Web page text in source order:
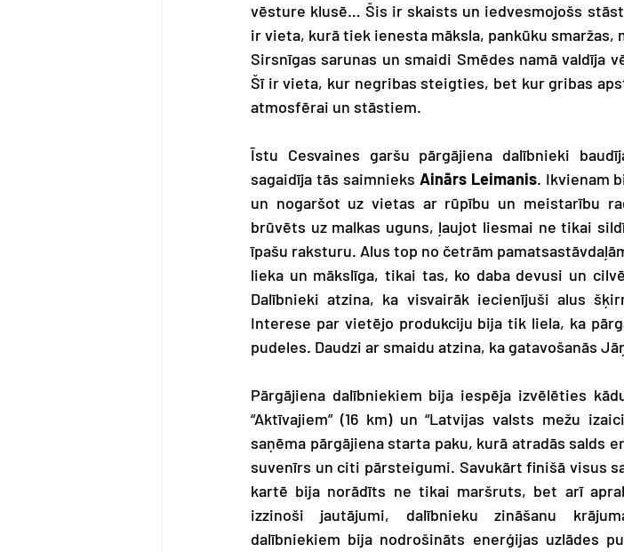
vēsture klusē… Šis ir skaists un iedvesmojošs
ir vieta, kurā tiek ienesta māksla, pankūku
Sirsnīgas sarunas un smaidi Smēdes namā valdīja
Šī ir vieta, kur negribas steigties, bet kur gribas
atmosfērai un stāstiem.
Īstu Cesvaines garšu pārgājiena dalībnieki
sagaidīja tās saimnieks Ainārs Leimanis. Ikvienam
un nogaršot uz vietas ar rūpību un meistarību
brūvēts uz malkas uguns, ļaujot liesmai ne tikai
īpašu raksturu. Alus top no četrām
lieka un mākslīga, tikai tas, ko daba devusi un
Dalībnieki atzina, ka visvairāk iecienījuši alus
Interese par vietējo produkciju bija tik liela, ka
pudeles. Daudzi ar smaidu atzina, ka gatavošanās
Pārgājiena dalībniekiem bija iespēja izvēlēties
“Aktīvajiem” (16 km) un “Latvijas valsts mežu
saņēma pārgājiena starta paku, kurā atradās salds
suvenīrs un citi pārsteigumi. Savukārt finišā visus
kartē bija norādīts ne tikai maršruts, bet arī
izzinoši jautājumi, dalībnieku zināšanu
dalībniekiem bija nodrošināts enerģijas uzlādes